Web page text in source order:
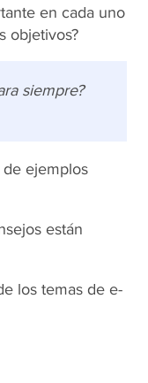
en cada uno
objetivos?
siempre?
ejemplos
están
los temas de e-